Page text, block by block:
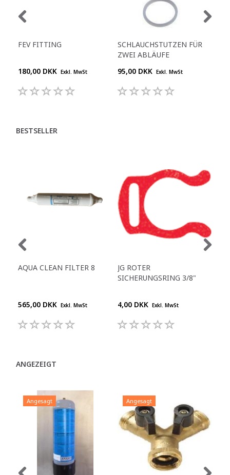
FEV FITTING
180,00 DKK Exkl. MwSt
SCHLAUCHSTUTZEN FÜR
ZWEI ABLÄUFE
95,00 DKK Exkl. MwSt
BESTSELLER
AQUA CLEAN FILTER 8
565,00 DKK Exkl. MwSt
JG ROTER
SICHERUNGSRING 3/8"
4,00 DKK Exkl. MwSt
ANGEZEIGT
Angesagt Angesagt